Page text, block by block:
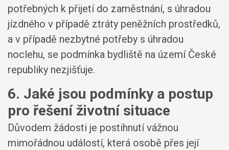
potřebných k přijetí do zaměstnání, s úhradou
jízdného v případě ztráty peněžních prostředků,
a v případě nezbytné potřeby s úhradou
noclehu, se podmínka bydliště na území České
republiky nezjišťuje.
6. Jaké jsou podmínky a postup
pro řešení životní situace
Důvodem žádosti je postihnutí vážnou
mimořádnou událostí, která osobě přes její